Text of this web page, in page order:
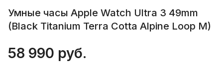
Умные часы Apple Watch Ultra 3 49mm
(Black Titanium Terra Cotta Alpine Loop M)
58 990 руб.